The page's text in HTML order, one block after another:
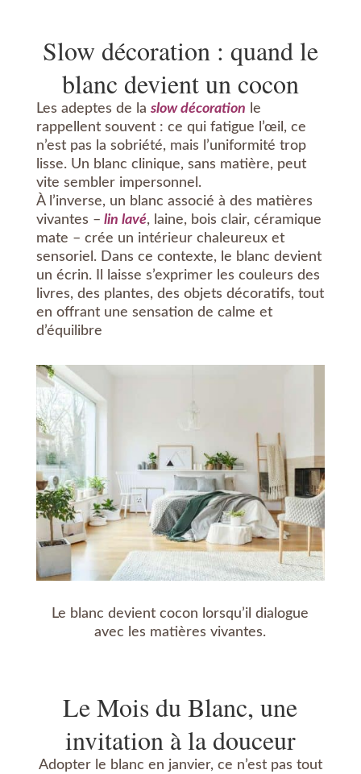
Slow décoration : quand le
blanc devient un cocon
Les adeptes de la slow décoration le
rappellent souvent : ce qui fatigue l’œil, ce
n’est pas la sobriété, mais l’uniformité trop
lisse. Un blanc clinique, sans matière, peut
vite sembler impersonnel.
À l’inverse, un blanc associé à des matières
vivantes – lin lavé, laine, bois clair, céramique
mate – crée un intérieur chaleureux et
sensoriel. Dans ce contexte, le blanc devient
un écrin. Il laisse s’exprimer les couleurs des
livres, des plantes, des objets décoratifs, tout
en offrant une sensation de calme et
d’équilibre
Le blanc devient cocon lorsqu’il dialogue
avec les matières vivantes.
Le Mois du Blanc, une
invitation à la douceur
Adopter le blanc en janvier, ce n’est pas tout